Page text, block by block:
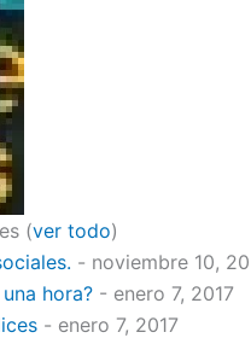
(ver todo)
- noviembre 10,
hora? - enero 7, 2017
- enero 7, 2017